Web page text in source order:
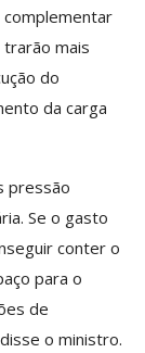
trarão mais
do
da carga
pressão
Se o gasto
conter o
para o
de
o ministro.